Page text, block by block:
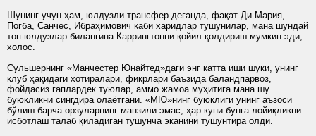
Шунинг учун ҳам, юлдузли трансфер деганда, фақат Ди Мария,
Погба, Санчес, Ибраҳимович каби харидлар тушунилар, мана шундай
топ-юлдузлар билангина Каррингтонни қойил қолдириш мумкин эди,
холос.
Сульшернинг «Манчестер Юнайтед»даги энг катта иши шуки, унинг
клуб ҳақидаги хотиралари, фикрлари баъзида баландпарвоз,
фойдасиз гаплардек туюлар, аммо жамоа муҳитига мана шу
буюкликни сингдира олаётгани. «МЮ»нинг буюклиги унинг аъзоси
бўлиш барча орзуларнинг манзили эмас, ҳар куни бунга лойиқликни
исботлаш талаб қиладиган тушунча эканини тушунтира олди.